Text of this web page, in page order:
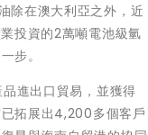
除在澳大利亞之外，近
投資的2萬噸電池級氫
步。
進出口貿易，並獲得
拓展出4,200多個客戶